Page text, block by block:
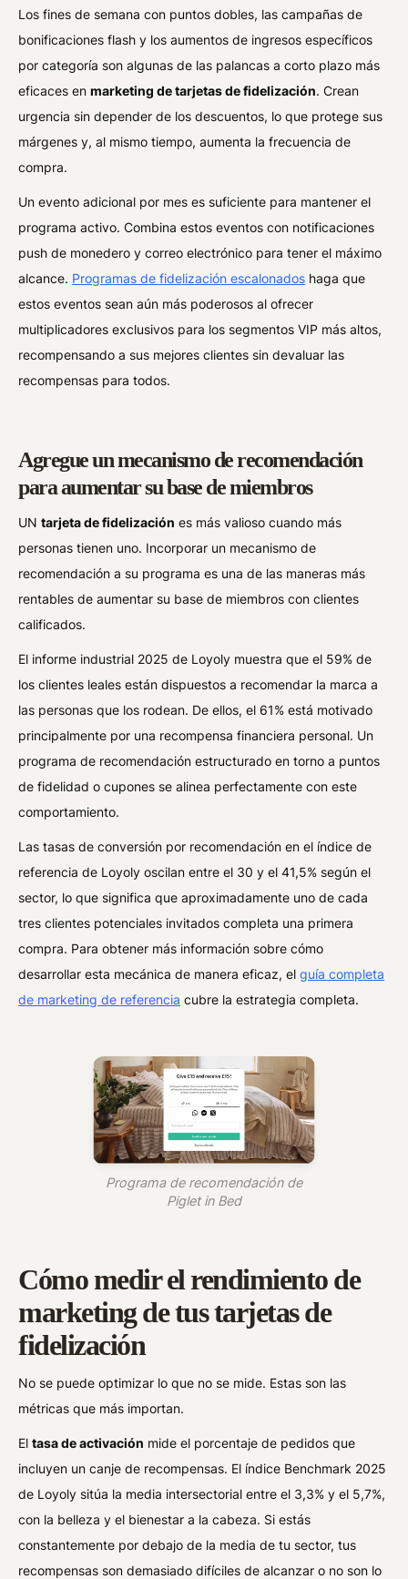
Los fines de semana con puntos dobles, las campañas de
bonificaciones flash y los aumentos de ingresos específicos
por categoría son algunas de las palancas a corto plazo más
eficaces enmarketing de tarjetas de fidelización. Crean
urgencia sin depender de los descuentos, lo que protege sus
márgenes y, al mismo tiempo, aumenta la frecuencia de
compra.
Un evento adicional por mes es suficiente para mantener el
programa activo. Combina estos eventos con notificaciones
push de monedero y correo electrónico para tener el máximo
alcance. Programas de fidelización escalonados haga que
estos eventos sean aún más poderosos al ofrecer
multiplicadores exclusivos para los segmentos VIP más altos,
recompensando a sus mejores clientes sin devaluar las
recompensas para todos.
Agregue un mecanismo de recomendación
para aumentar su base de miembros
UNtarjeta de fidelización es más valioso cuando más
personas tienen uno. Incorporar un mecanismo de
recomendación a su programa es una de las maneras más
rentables de aumentar su base de miembros con clientes
calificados.
El informe industrial 2025 de Loyoly muestra que el 59% de
los clientes leales están dispuestos a recomendar la marca a
las personas que los rodean. De ellos, el 61% está motivado
principalmente por una recompensa financiera personal. Un
programa de recomendación estructurado en torno a puntos
de fidelidad o cupones se alinea perfectamente con este
comportamiento.
Las tasas de conversión por recomendación en el índice de
referencia de Loyoly oscilan entre el 30 y el 41,5% según el
sector, lo que significa que aproximadamente uno de cada
tres clientes potenciales invitados completa una primera
compra. Para obtener más información sobre cómo
desarrollar esta mecánica de manera eficaz, elguía completa
de marketing de referencia cubre la estrategia completa.
Programa de recomendación de
Piglet in Bed
Cómo medir el rendimiento de
marketing de tus tarjetas de
fidelización
No se puede optimizar lo que no se mide. Estas son las
métricas que más importan.
Eltasa de activación mide el porcentaje de pedidos que
incluyen un canje de recompensas. El índice Benchmark 2025
de Loyoly sitúa la media intersectorial entre el 3,3% y el 5,7%,
con la belleza y el bienestar a la cabeza. Si estás
constantemente por debajo de la media de tu sector, tus
recompensas son demasiado difíciles de alcanzar o no son lo